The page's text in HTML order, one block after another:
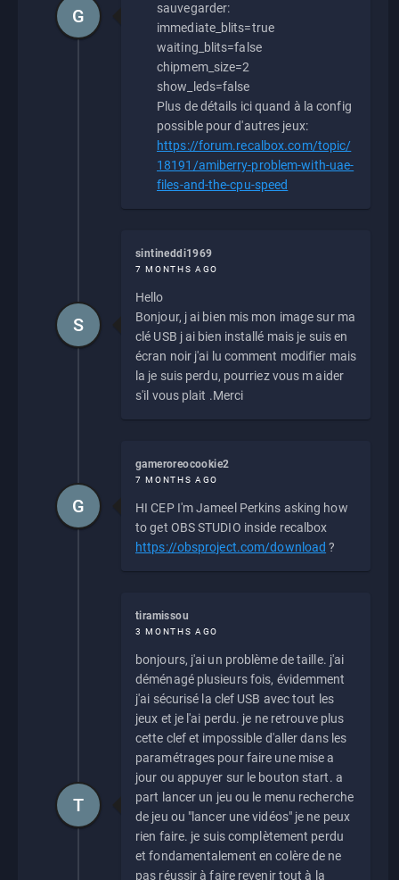
sauvegarder:
immediate_blits=true
waiting_blits=false
chipmem_size=2
show_leds=false
Plus de détails ici quand à la config
possible pour d'autres jeux:
https://forum.recalbox.com/topic/
18191/amiberry-problem-with-uae-
files-and-the-cpu-speed
G
sintineddi1969
7 MONTHS AGO
Hello
Bonjour, j ai bien mis mon image sur ma
clé USB j ai bien installé mais je suis en
écran noir j'ai lu comment modifier mais
la je suis perdu, pourriez vous m aider
s'il vous plait .Merci
S
gameroreocookie2
7 MONTHS AGO
HI CEP I'm Jameel Perkins asking how
to get OBS STUDIO inside recalbox
https://obsproject.com/download ?
G
tiramissou
3 MONTHS AGO
bonjours, j'ai un problème de taille. j'ai
déménagé plusieurs fois, évidemment
j'ai sécurisé la clef USB avec tout les
jeux et je l'ai perdu. je ne retrouve plus
cette clef et impossible d'aller dans les
paramétrages pour faire une mise a
jour ou appuyer sur le bouton start. a
part lancer un jeu ou le menu recherche
de jeu ou "lancer une vidéos" je ne peux
rien faire. je suis complètement perdu
et fondamentalement en colère de ne
pas réussir à faire revenir tout à la
T